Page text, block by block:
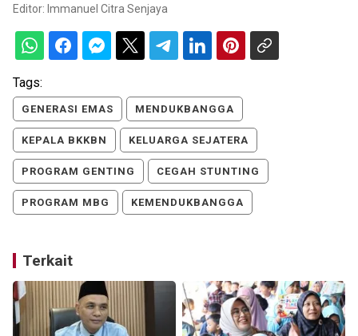
Editor: Immanuel Citra Senjaya
Tags:
GENERASI EMAS MENDUKBANGGA
KEPALA BKKBN KELUARGA SEJATERA
PROGRAM GENTING CEGAH STUNTING
PROGRAM MBG KEMENDUKBANGGA
Terkait